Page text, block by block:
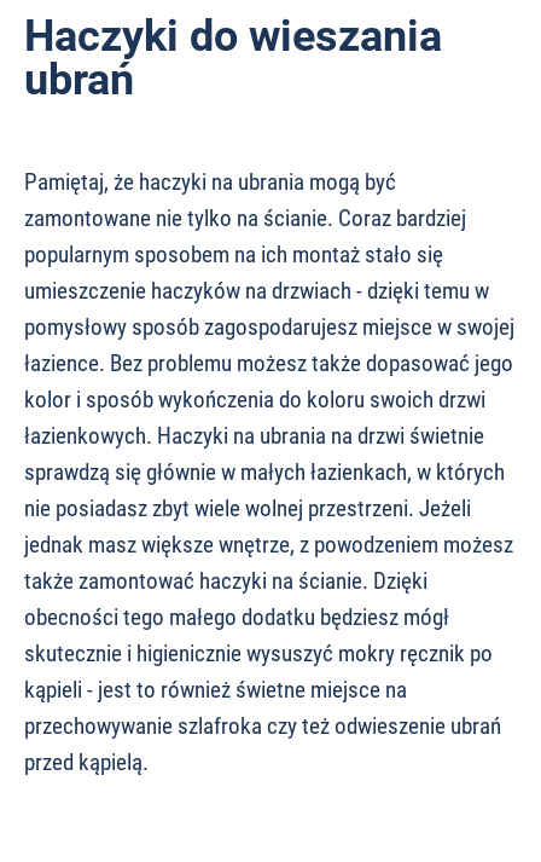
Haczyki do wieszania
ubrań
Pamiętaj, że haczyki na ubrania mogą być
zamontowane nie tylko na ścianie. Coraz bardziej
popularnym sposobem na ich montaż stało się
umieszczenie haczyków na drzwiach - dzięki temu w
pomysłowy sposób zagospodarujesz miejsce w swojej
łazience. Bez problemu możesz także dopasować jego
kolor i sposób wykończenia do koloru swoich drzwi
łazienkowych. Haczyki na ubrania na drzwi świetnie
sprawdzą się głównie w małych łazienkach, w których
nie posiadasz zbyt wiele wolnej przestrzeni. Jeżeli
jednak masz większe wnętrze, z powodzeniem możesz
także zamontować haczyki na ścianie. Dzięki
obecności tego małego dodatku będziesz mógł
skutecznie i higienicznie wysuszyć mokry ręcznik po
kąpieli - jest to również świetne miejsce na
przechowywanie szlafroka czy też odwieszenie ubrań
przed kąpielą.